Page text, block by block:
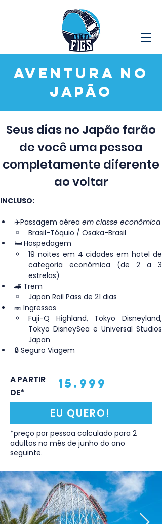
Aventura no
Japão
Seus dias no Japão farão
de você uma pessoa
completamente diferente
ao voltar
INCLUSO:
✈️Passagem aérea em classe econômica
Brasil-Tóquio / Osaka-Brasil
🛏️ Hospedagem
19 noites em 4 cidades em hotel de
categoria econômica (de 2 a 3
estrelas)
🚄 Trem
Japan Rail Pass de 21 dias
🎫 Ingressos
Fuji-Q Highland, Tokyo Disneyland,
Tokyo DisneySea e Universal Studios
Japan
🔒 Seguro Viagem
A PARTIR
DE*
15.999
EU QUERO!
*preço por pessoa calculado para 2
adultos no mês de junho do ano
seguinte.